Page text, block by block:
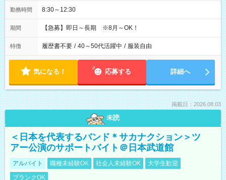
勤務時間 8:30～12:30
期間 【急募】即日～長期 ※8月～OK！
特徴 履歴書不要 / 40～50代活躍中 / 服装自由
気になる！ 応募する 詳細へ
掲載日：2026.08.03
未読
＜日本を代表するバンド＊サカナクション＞ツ
アー公演のサポートバイト＠日本武道館
アルバイト 職種未経験OK 社会人未経験OK
大学生歓迎
ブランクOK